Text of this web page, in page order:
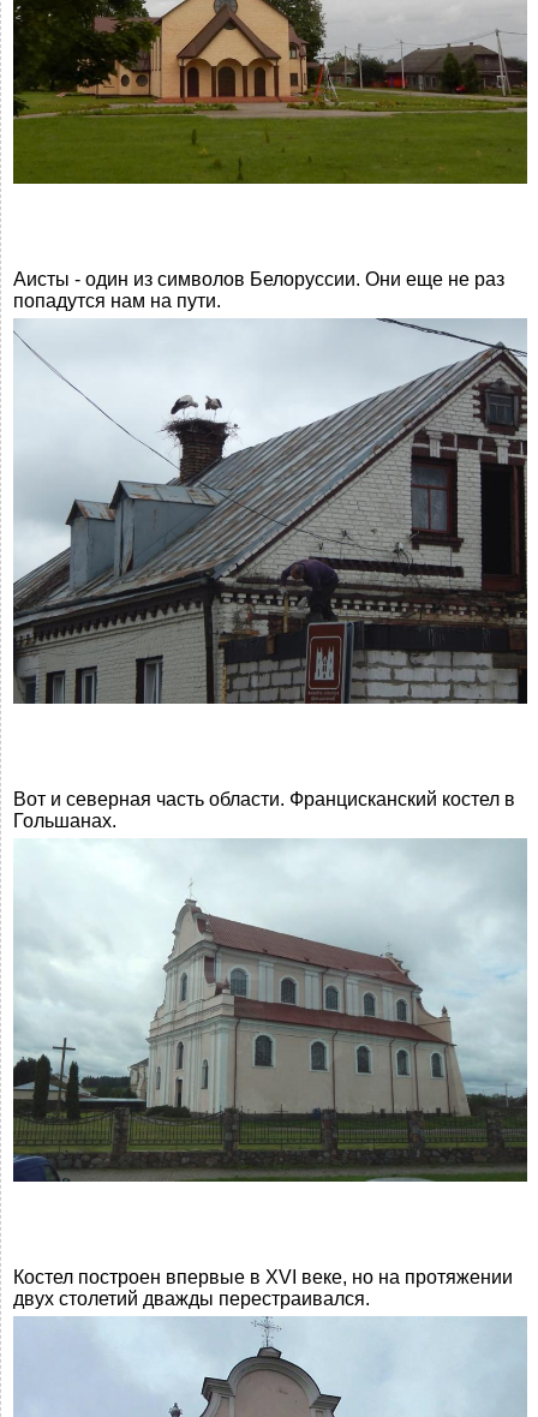
Аисты - один из символов Белоруссии. Они еще не раз
попадутся нам на пути.
Вот и северная часть области. Францисканский костел в
Гольшанах.
Костел построен впервые в XVI веке, но на протяжении
двух столетий дважды перестраивался.